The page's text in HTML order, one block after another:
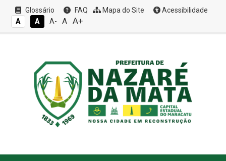
Glossário FAQ Mapa do Site
Acessibilidade
A
A A- A A+